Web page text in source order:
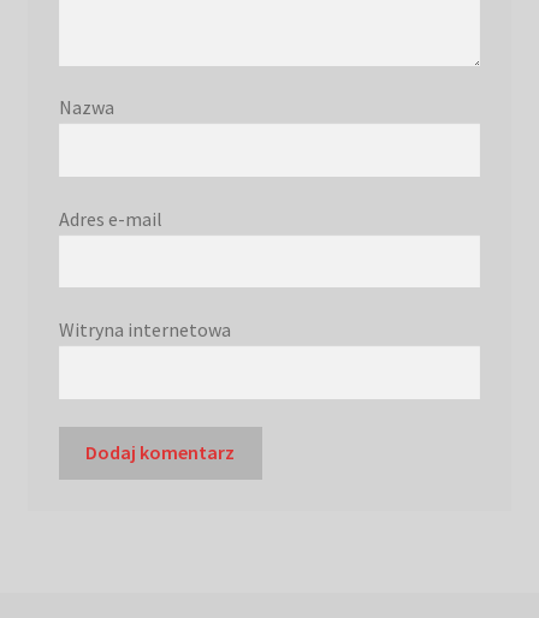
Nazwa
Adres e-mail
Witryna internetowa